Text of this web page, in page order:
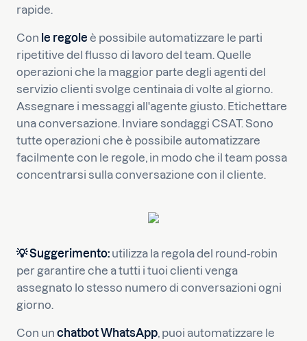
rapide.
Con le regole è possibile automatizzare le parti
ripetitive del flusso di lavoro del team. Quelle
operazioni che la maggior parte degli agenti del
servizio clienti svolge centinaia di volte al giorno.
Assegnare i messaggi all'agente giusto. Etichettare
una conversazione. Inviare sondaggi CSAT. Sono
tutte operazioni che è possibile automatizzare
facilmente con le regole, in modo che il team possa
concentrarsi sulla conversazione con il cliente.
💡Suggerimento: utilizza la regola del round-robin
per garantire che a tutti i tuoi clienti venga
assegnato lo stesso numero di conversazioni ogni
giorno.
Con un chatbot WhatsApp, puoi automatizzare le